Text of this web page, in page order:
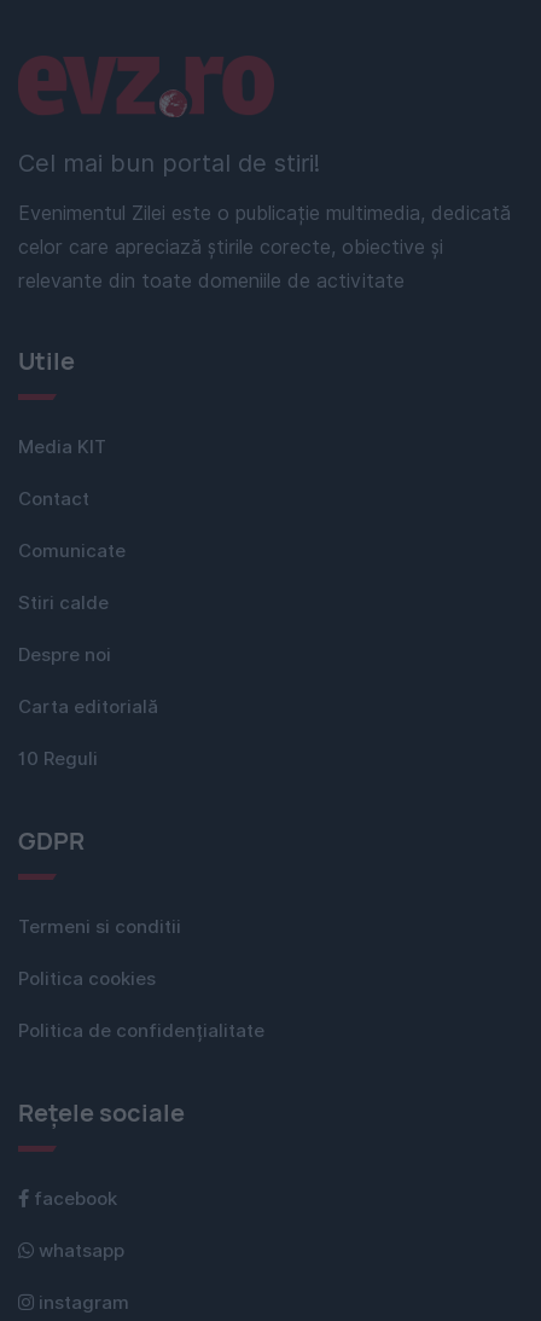
Cel mai bun portal de stiri!
Evenimentul Zilei este o publicație multimedia, dedicată
celor care apreciază știrile corecte, obiective și
relevante din toate domeniile de activitate
Linkuri utile
Utile
Media KIT
Contact
Comunicate
Stiri calde
Despre noi
Carta editorială
10 Reguli
GDPR
Termeni si conditii
Politica cookies
Politica de confidențialitate
Rețele sociale
facebook
whatsapp
instagram